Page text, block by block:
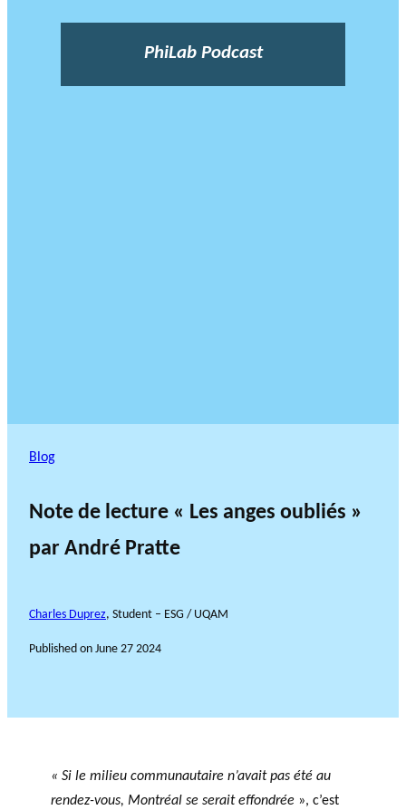
PhiLab Podcast
Blog
Note de lecture « Les anges oubliés »
par André Pratte
Charles Duprez, Student – ESG / UQAM
Published on June 27 2024
« Si le milieu communautaire n’avait pas été au
rendez-vous, Montréal se serait effondrée », c’est